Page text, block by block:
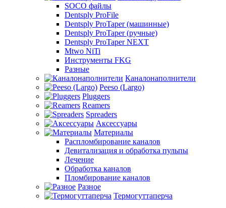
SOCO файлы
Dentsply ProFile
Dentsply ProTaper (машинные)
Dentsply ProTaper (ручные)
Dentsply ProTaper NEXT
Mtwo NiTi
Инструменты FKG
Разные
Каналонаполнители
Peeso (Largo)
Pluggers
Reamers
Spreaders
Аксессуары
Материалы
Распломбирование каналов
Девитализация и обработка пульпы
Лечение
Обработка каналов
Пломбирование каналов
Разное
Термогуттаперча